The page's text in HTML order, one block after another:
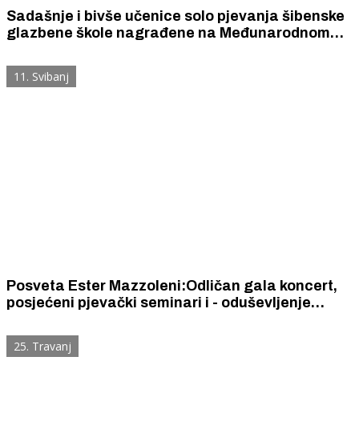
Sadašnje i bivše učenice solo pjevanja šibenske
glazbene škole nagrađene na Međunarodnom
11. Svibanj
Posveta Ester Mazzoleni:Odličan gala koncert,
posjećeni pjevački seminari i - oduševljenje
25. Travanj